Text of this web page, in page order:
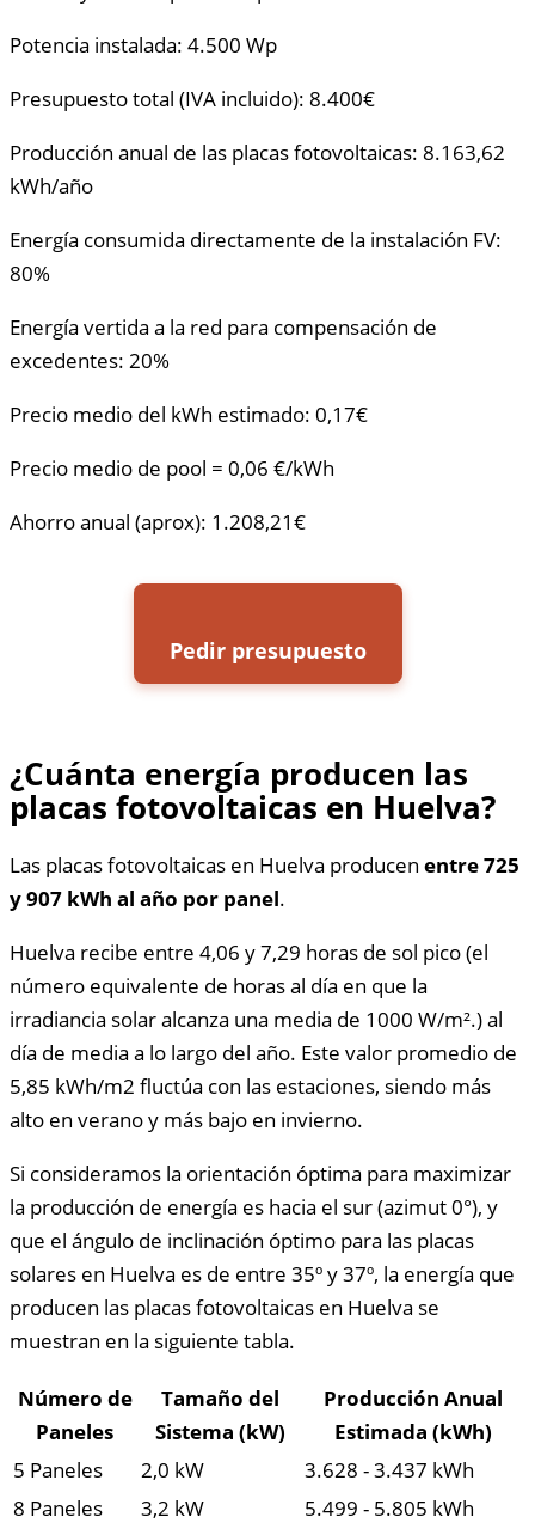
Potencia instalada: 4.500 Wp
Presupuesto total (IVA incluido): 8.400€
Producción anual de las placas fotovoltaicas: 8.163,62
kWh/año
Energía consumida directamente de la instalación FV:
80%
Energía vertida a la red para compensación de
excedentes: 20%
Precio medio del kWh estimado: 0,17€
Precio medio de pool = 0,06 €/kWh
Ahorro anual (aprox): 1.208,21€
Pedir presupuesto
¿Cuánta energía producen las
placas fotovoltaicas en Huelva?
Las placas fotovoltaicas en Huelva producen entre 725
y 907 kWh al año por panel.
Huelva recibe entre 4,06 y 7,29 horas de sol pico (el
número equivalente de horas al día en que la
irradiancia solar alcanza una media de 1000 W/m².) al
día de media a lo largo del año. Este valor promedio de
5,85 kWh/m2 fluctúa con las estaciones, siendo más
alto en verano y más bajo en invierno.
Si consideramos la orientación óptima para maximizar
la producción de energía es hacia el sur (azimut 0°), y
que el ángulo de inclinación óptimo para las placas
solares en Huelva es de entre 35º y 37º, la energía que
producen las placas fotovoltaicas en Huelva se
muestran en la siguiente tabla.
Número de
Paneles
Tamaño del
Sistema (kW)
Producción Anual
Estimada (kWh)
5 Paneles
2,0 kW
3.628 - 3.437 kWh
8 Paneles
3,2 kW
5.499 - 5.805 kWh